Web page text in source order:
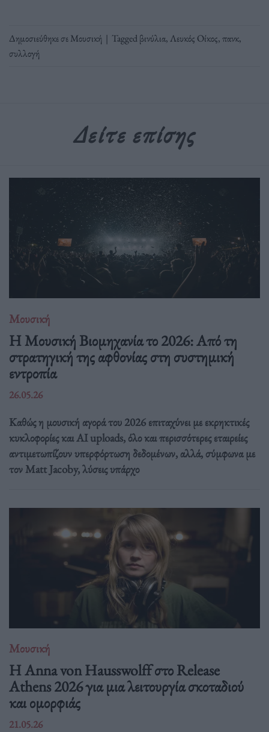
Δημοσιεύθηκε σεΜουσική | Taggedβινύλια,Λευκός Οίκος,πανκ,
συλλογή
Δείτε επίσης
Μουσική
Η Μουσική Βιομηχανία το 2026: Από τη
στρατηγική της αφθονίας στη συστημική
εντροπία
26.05.26
Καθώς η μουσική αγορά του 2026 επιταχύνει με εκρηκτικές
κυκλοφορίες και AI uploads, όλο και περισσότερες εταιρείες
αντιμετωπίζουν υπερφόρτωση δεδομένων, αλλά, σύμφωνα με
τον Matt Jacoby, λύσεις υπάρχο
Μουσική
Η Anna von Hausswolff στο Release
Athens 2026 για μια λειτουργία σκοταδιού
και ομορφιάς
21.05.26